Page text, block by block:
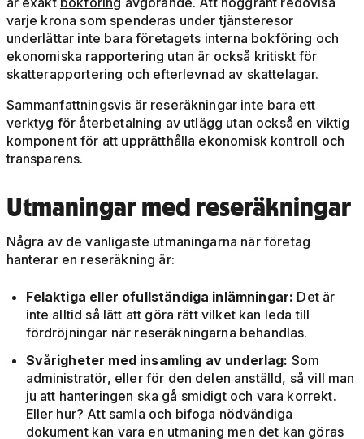
varje krona som spenderas under tjänsteresor
underlättar inte bara företagets interna bokföring och
ekonomiska rapportering utan är också kritiskt för
skatterapportering och efterlevnad av skattelagar.
Sammanfattningsvis är reseräkningar inte bara ett
verktyg för återbetalning av utlägg utan också en viktig
komponent för att upprätthålla ekonomisk kontroll och
transparens.
Utmaningar med reseräkningar
Några av de vanligaste utmaningarna när företag
hanterar en reseräkning är:
Felaktiga eller ofullständiga inlämningar: Det är
inte alltid så lätt att göra rätt vilket kan leda till
fördröjningar när reseräkningarna behandlas.
Svårigheter med insamling av underlag: Som
administratör, eller för den delen anställd, så vill man
ju att hanteringen ska gå smidigt och vara korrekt.
Eller hur? Att samla och bifoga nödvändiga
dokument kan vara en utmaning men det kan göras